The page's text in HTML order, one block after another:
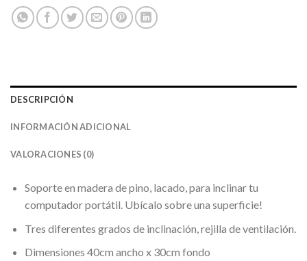
DESCRIPCIÓN
INFORMACIÓN ADICIONAL
VALORACIONES (0)
Soporte en madera de pino, lacado, para inclinar tu
computador portátil. Ubícalo sobre una superficie!
Tres diferentes grados de inclinación, rejilla de ventilación.
Dimensiones 40cm ancho x 30cm fondo